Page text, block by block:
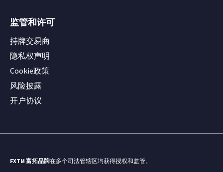
监管和许可
持牌交易商
隐私权声明
Cookie政策
风险披露
开户协议
FXTM 富拓品牌在多个司法管辖区均获得授权和监管。